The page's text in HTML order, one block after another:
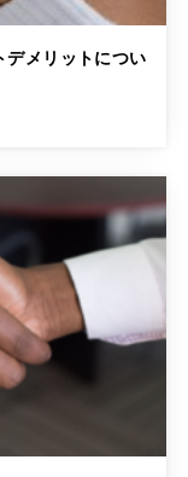
メリットについ